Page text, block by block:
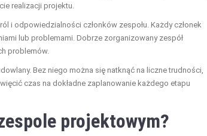
realizacji projektu.
i odpowiedzialności członków zespołu. Każdy członek
lub problemami. Dobrze zorganizowany zespół
problemów.
Bez niego można się natknąć na liczne trudności,
czas na dokładne zaplanowanie każdego etapu
projektowym?